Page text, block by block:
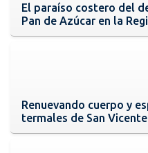
El paraíso costero del
Pan de Azúcar en la
Renuevando cuerpo y
termales de San Vicente